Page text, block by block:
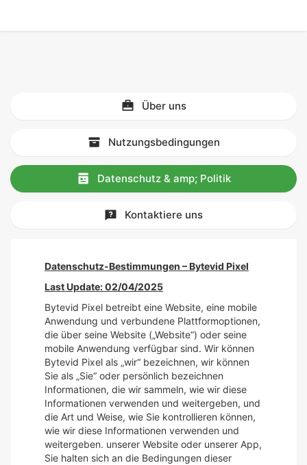
Über uns
Nutzungsbedingungen
Datenschutz & amp; Politik
Kontaktiere uns
Datenschutz-Bestimmungen – Bytevid Pixel
Last Update: 02/04/2025
Bytevid Pixel betreibt eine Website, eine mobile
Anwendung und verbundene Plattformoptionen,
die über seine Website („Website“) oder seine
mobile Anwendung verfügbar sind. Wir können
Bytevid Pixel als „wir“ bezeichnen, wir können
Sie als „Sie“ oder persönlich bezeichnen
Informationen, die wir sammeln, wie wir diese
Informationen verwenden und weitergeben, und
die Art und Weise, wie Sie kontrollieren können,
wie wir diese Informationen verwenden und
weitergeben. unserer Website oder unserer App,
Sie halten sich an die Bedingungen dieser